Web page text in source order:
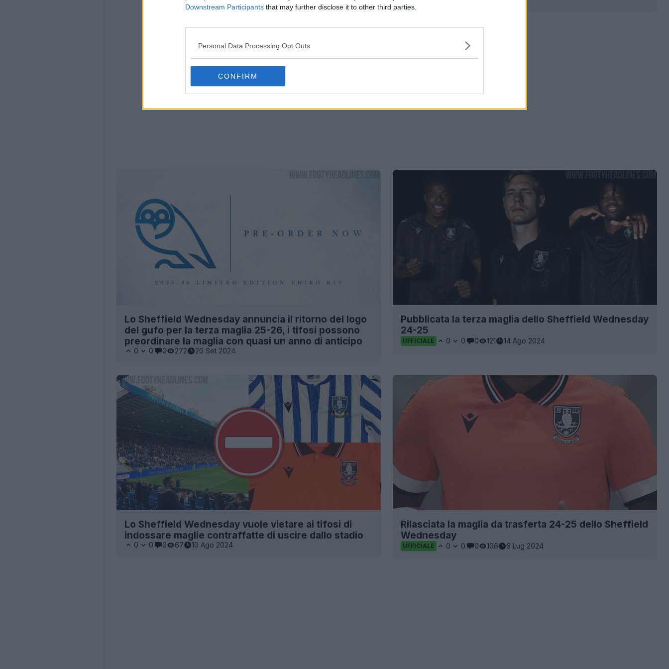
Downstream Participants that may further disclose it to other third parties.
Personal Data Processing Opt Outs
CONFIRM
Lo Sheffield Wednesday annuncia il ritorno del logo
del gufo per la terza maglia 25-26, i tifosi possono
preordinare la maglia con quasi un anno di anticipo
0 0 0 272 20 Set 2024
Pubblicata la terza maglia dello Sheffield Wednesday
24-25
UFFICIALE 0 0 0 121 14 Ago 2024
Lo Sheffield Wednesday vuole vietare ai tifosi di
indossare maglie contraffatte di uscire dallo stadio
0 0 0 67 10 Ago 2024
Rilasciata la maglia da trasferta 24-25 dello Sheffield
Wednesday
UFFICIALE 0 0 0 106 6 Lug 2024